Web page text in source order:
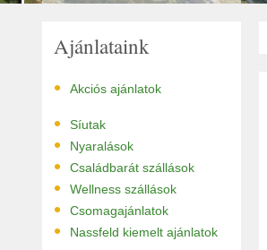
Ajánlataink
• Akciós ajánlatok
• Síutak
• Nyaralások
• Családbarát szállások
• Wellness szállások
• Csomagajánlatok
• Nassfeld kiemelt ajánlatok